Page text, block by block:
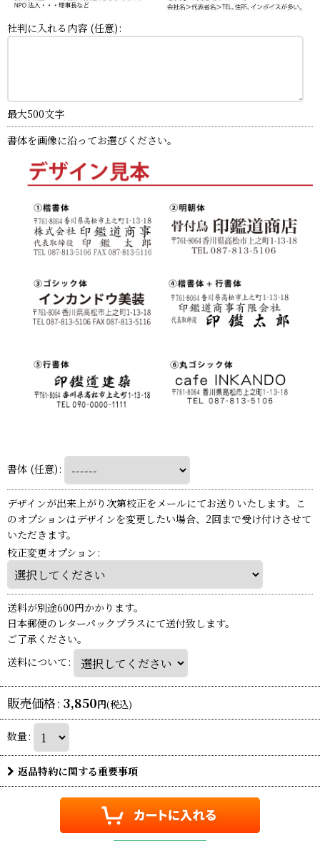
社判に入れる内容 (任意):
最大500文字
書体を画像に沿ってお選びください。
書体 (任意):
デザインが出来上がり次第校正をメールにてお送りいたします。こ
のオプションはデザインを変更したい場合、2回まで受け付けさせて
いただきます。
校正変更オプション:
送料が別途600円かかります。
日本郵便のレターパックプラスにて送付致します。
ご了承ください。
送料について:
販売価格: 3,850円(税込)
数量:
返品特約に関する重要事項